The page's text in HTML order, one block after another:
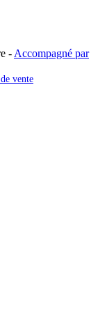
- Accompagné par
vente